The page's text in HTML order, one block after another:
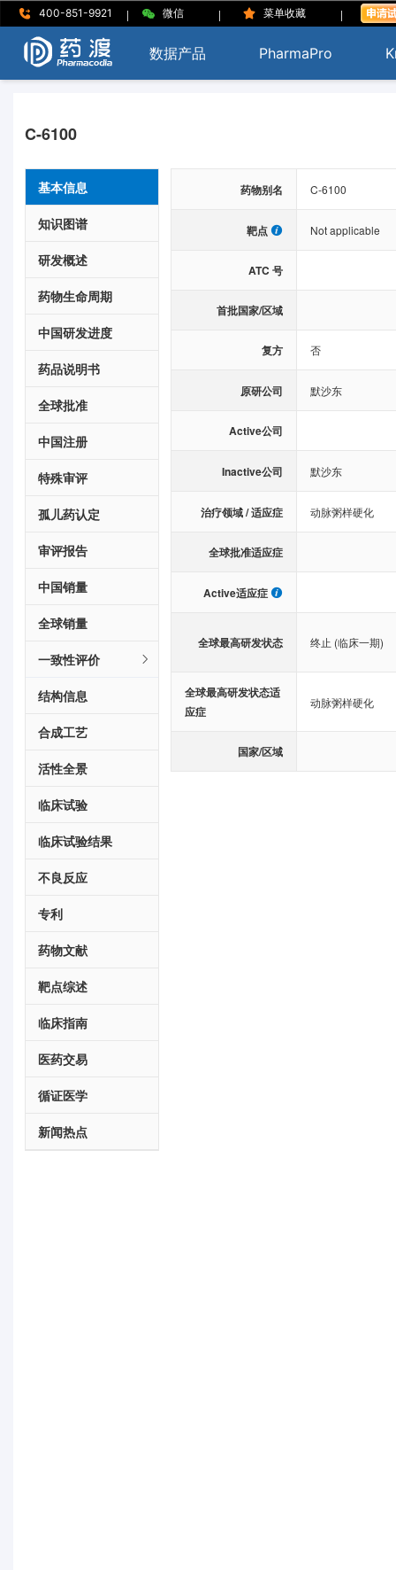
400-851-9921 | 微信 | 菜单收藏 |
数据产品 PharmaPro
C-6100
基本信息
知识图谱
研发概述
药物生命周期
中国研发进度
药品说明书
全球批准
中国注册
特殊审评
孤儿药认定
审评报告
中国销量
全球销量
一致性评价
结构信息
合成工艺
活性全景
临床试验
临床试验结果
不良反应
专利
药物文献
靶点综述
临床指南
医药交易
循证医学
新闻热点
药物别名 C-6100
靶点 Not applicable
ATC 号
首批国家/区域
复方 否
原研公司 默沙东
Active公司
Inactive公司 默沙东
治疗领域 / 适应症 动脉粥样硬化
全球批准适应症
Active适应症
全球最高研发状态 终止 (临床一期)
全球最高研发状态适
应症
动脉粥样硬化
国家/区域